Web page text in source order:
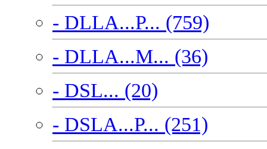
- DLLA...P... (759)
- DLLA...M... (36)
- DSL... (20)
- DSLA...P... (251)